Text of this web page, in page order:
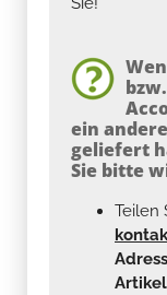
ein
geliefert
Sie bitte
Teilen